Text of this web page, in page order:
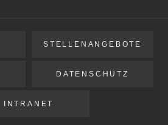
STELLENANGEBOTE
DATENSCHUTZ
INTRANET